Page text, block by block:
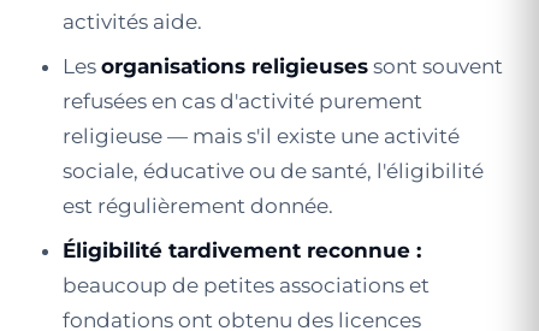
activités aide.
Les organisations religieuses sont souvent
refusées en cas d'activité purement
religieuse — mais s'il existe une activité
sociale, éducative ou de santé, l'éligibilité
est régulièrement donnée.
Éligibilité tardivement reconnue :
beaucoup de petites associations et
fondations ont obtenu des licences